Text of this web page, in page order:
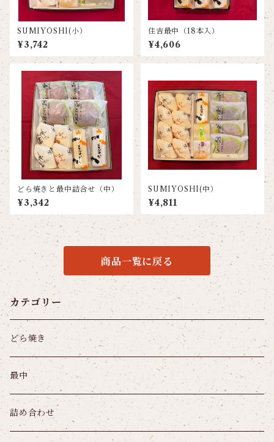
SUMIYOSHI(小）
¥3,742
住吉最中（18本入）
¥4,606
どら焼きと最中詰合せ（中）
¥3,342
SUMIYOSHI(中）
¥4,811
商品一覧に戻る
カテゴリー
どら焼き
最中
詰め合わせ